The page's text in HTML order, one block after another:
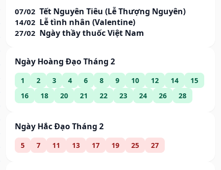
07/02 Tết Nguyên Tiêu (Lễ Thượng Nguyên)
14/02 Lễ tình nhân (Valentine)
27/02 Ngày thầy thuốc Việt Nam
Ngày Hoàng Đạo Tháng 2
1 2 3 4 6 8 9 10 12 14
15
16
18 20 21 22 23 24 26 28
Ngày Hắc Đạo Tháng 2
5 7 11 13 17 19 25 27